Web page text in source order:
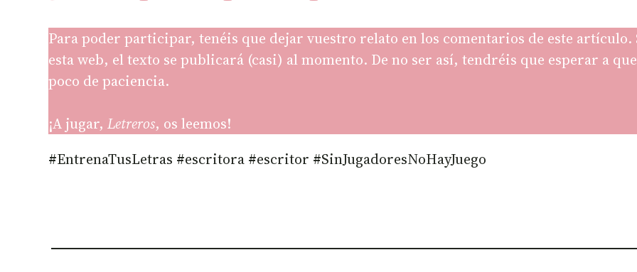
Para poder participar, tenéis que dejar vuestro relato en los comentarios de este
esta web, el texto se publicará (casi) al momento. De no ser así, tendréis que esperar a
poco de paciencia.
¡A jugar, Letreros, os leemos!
#EntrenaTusLetras #escritora #escritor #SinJugadoresNoHayJuego